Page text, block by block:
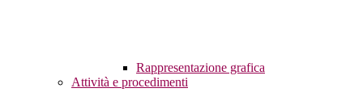
Rappresentazione grafica
Attività e procedimenti